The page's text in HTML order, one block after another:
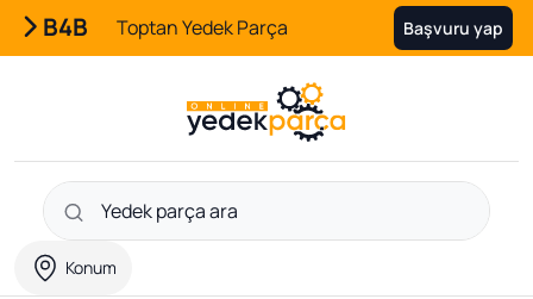
B4B Toptan Yedek Parça Başvuru yap
Konum